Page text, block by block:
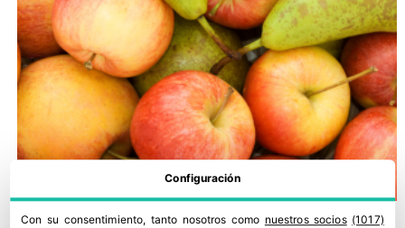
Configuración
Con su consentimiento, tanto nosotros como nuestros socios (1017)